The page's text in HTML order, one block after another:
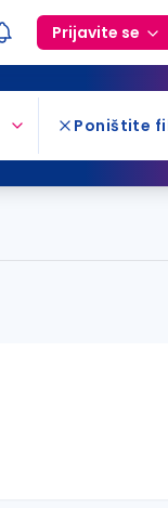
Prijavite se
Poništite